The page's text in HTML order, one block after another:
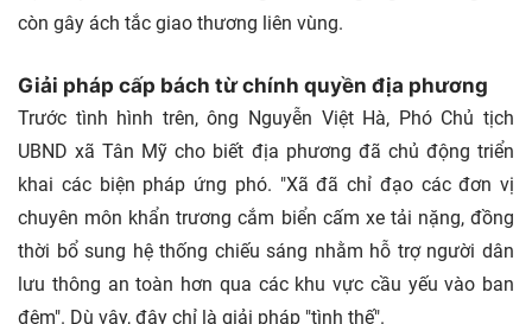
còn gây ách tắc giao thương liên vùng.
Giải pháp cấp bách từ chính quyền địa phương
Trước tình hình trên, ông Nguyễn Việt Hà, Phó Chủ tịch
UBND xã Tân Mỹ cho biết địa phương đã chủ động triển
khai các biện pháp ứng phó. "Xã đã chỉ đạo các đơn vị
chuyên môn khẩn trương cắm biển cấm xe tải nặng, đồng
thời bổ sung hệ thống chiếu sáng nhằm hỗ trợ người dân
lưu thông an toàn hơn qua các khu vực cầu yếu vào ban
đêm". Dù vậy, đây chỉ là giải pháp "tình thế".